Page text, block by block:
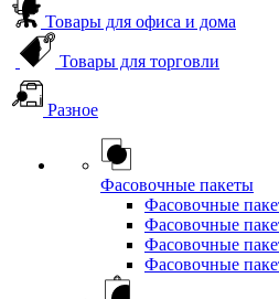
Товары для офиса и дома
Товары для торговли
Разное
Фасовочные пакеты
Фасовочные
Фасовочные
Фасовочные
Фасовочные